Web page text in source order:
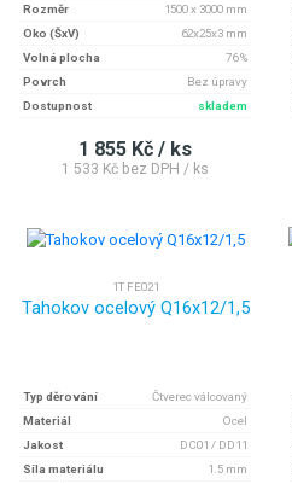
Rozměr
1500 x 3000 mm
Oko (ŠxV)
62x25x3 mm
Volná plocha
76 %
Povrch
Bez úpravy
Dostupnost
skladem
1 855 Kč / ks
1 533 Kč bez DPH / ks
1T FE021
Tahokov ocelový Q16x12/1,5
Typ děrování
Čtverec válcovaný
Materiál
Ocel
Jakost
DC01 / DD11
Síla materiálu
1.5 mm